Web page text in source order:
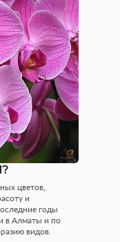
цветов,
и
годы
в Алматы и по
видов.